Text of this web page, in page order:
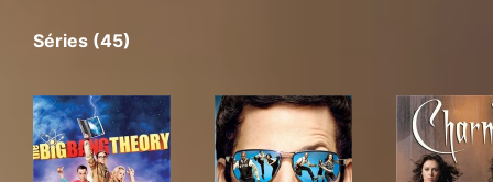
Séries (45)